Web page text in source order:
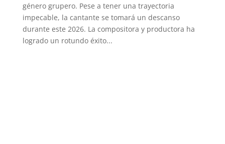
género grupero. Pese a tener una trayectoria
impecable, la cantante se tomará un descanso
durante este 2026. La compositora y productora ha
logrado un rotundo éxito...